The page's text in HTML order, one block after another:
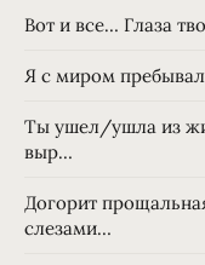
Вот и все… Глаза
Я с миром
Ты ушел/ушла из
выр…
Догорит
слезами…